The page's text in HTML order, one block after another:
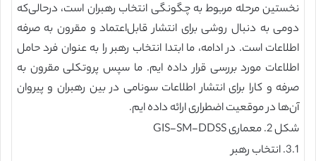
نخستین مرحله مربوط به چگونگی انتخاب رهبران است، درحالی‌که
دومی به دنبال روشی برای انتشار قابل‌اعتماد و مقرون به صرفه
اطلاعات است. در ادامه، ما ابتدا انتخاب رهبر را به عنوان فرد حامل
اطلاعات مورد بررسی قرار داده ایم. ما سپس پروتکلی مقرون به
صرفه و کارا برای انتشار اطلاعات سونامی در بین رهبران و پیروان
آن‌ها در موقعیت اضطراری ارائه داده ایم.
شکل 2. معماری GIS-SM-DDSS
3.1. انتخاب رهبر